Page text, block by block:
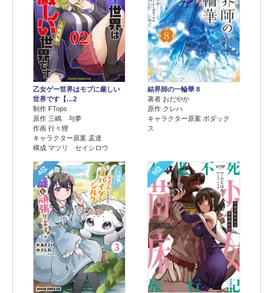
乙女ゲー世界はモブに厳しい
世界です【…2
制作 FTops
原作 三嶋 与夢
作画 行々狸
キャラクター原案 孟達
構成 マツリ セイシロウ
結界師の一輪華 8
著者 おだやか
原作 クレハ
キャラクター原案 ボダック
ス
4位 5位